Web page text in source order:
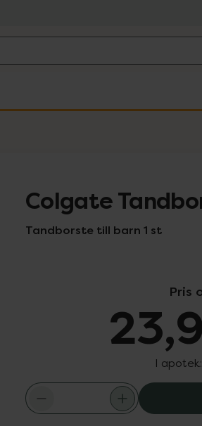
Colgate
Tandborste till barn 1 st
Pris
I apotek: